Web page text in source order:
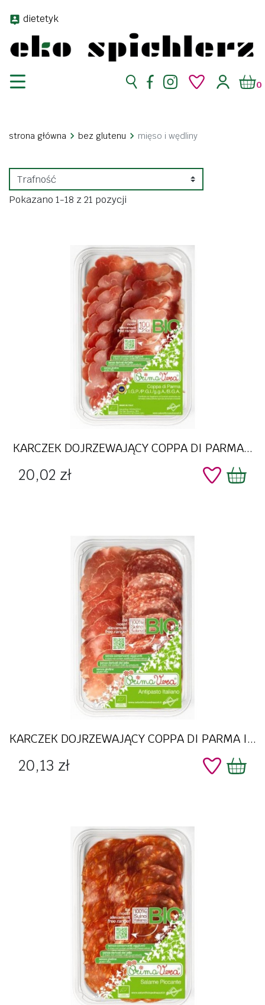
dietetyk
0
strona główna bez glutenu mięso i wędliny
Pokazano 1-18 z 21 pozycji
KARCZEK DOJRZEWAJĄCY COPPA DI PARMA...
Cena
20,02 zł
KARCZEK DOJRZEWAJĄCY COPPA DI PARMA I...
Cena
20,13 zł